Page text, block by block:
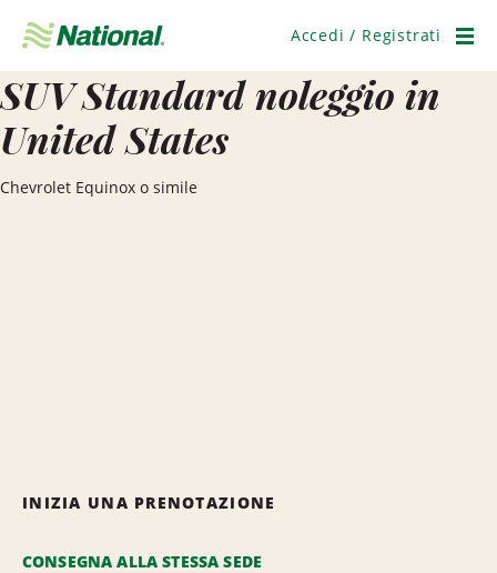
navigazione
Accedi / Registrati
SUV Standard noleggio in
United States
Chevrolet Equinox o simile
INIZIA UNA PRENOTAZIONE
CONSEGNA ALLA STESSA SEDE